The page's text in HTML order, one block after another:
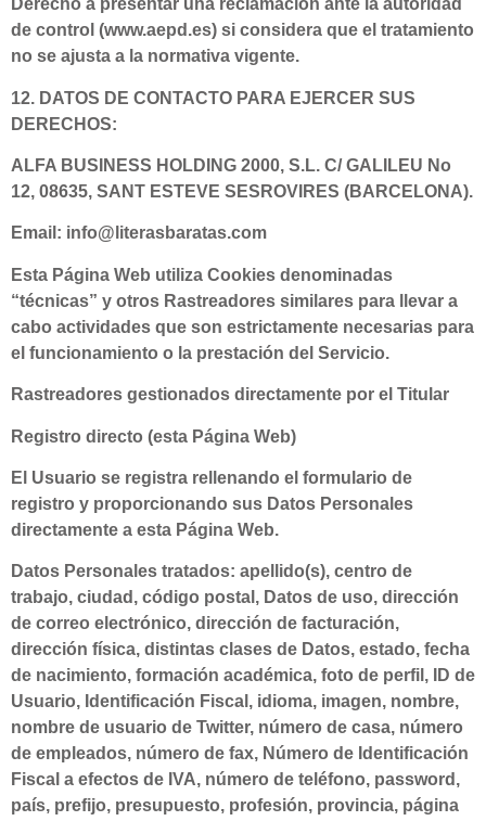
Derecho a presentar una reclamación ante la autoridad
de control (www.aepd.es) si considera que el tratamiento
no se ajusta a la normativa vigente.
12. DATOS DE CONTACTO PARA EJERCER SUS
DERECHOS:
ALFA BUSINESS HOLDING 2000, S.L. C/ GALILEU No
12, 08635, SANT ESTEVE SESROVIRES (BARCELONA).
Email: info@literasbaratas.com
Esta Página Web utiliza Cookies denominadas
“técnicas” y otros Rastreadores similares para llevar a
cabo actividades que son estrictamente necesarias para
el funcionamiento o la prestación del Servicio.
Rastreadores gestionados directamente por el Titular
Registro directo (esta Página Web)
El Usuario se registra rellenando el formulario de
registro y proporcionando sus Datos Personales
directamente a esta Página Web.
Datos Personales tratados: apellido(s), centro de
trabajo, ciudad, código postal, Datos de uso, dirección
de correo electrónico, dirección de facturación,
dirección física, distintas clases de Datos, estado, fecha
de nacimiento, formación académica, foto de perfil, ID de
Usuario, Identificación Fiscal, idioma, imagen, nombre,
nombre de usuario de Twitter, número de casa, número
de empleados, número de fax, Número de Identificación
Fiscal a efectos de IVA, número de teléfono, password,
país, prefijo, presupuesto, profesión, provincia, página